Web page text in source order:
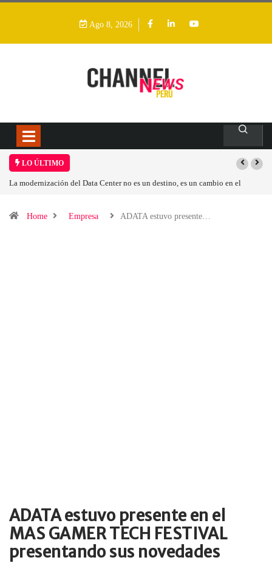
Ago 8, 2026
LO ÚLTIMO
La modernización del Data Center no es un destino, es un cambio en el
Home
Empresa ADATA estuvo presente…
ADATA estuvo presente en el
MAS GAMER TECH FESTIVAL
presentando sus novedades